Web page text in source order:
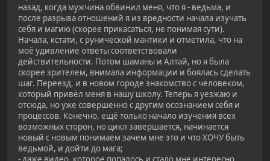
назад, когда мужчина обвинил меня, что я - ведьма, и
после разрыва отношений я из вредности начала изучать
себя и магию (скорее прикасаться, не понимая сути).
Начала, кстати, с рунической мантики и отметила, что на
моё удивление ответы соответствовали
действительности. Потом шаманы и Алтай, но я была
скорее зрителем, внимала информации и боялась сделать
шаг. Переезд, и в новом городе знакомство с человеком,
который привёл меня в нашу школу. Теперь я уезжаю и
отсюда, но уже совершенно с другим осознанием себя и
процессов. Конечно, ещё только начало изучения всех
возможных сторон, но цикл завершается, начинается
новый с новым понимаем зачем мне это и что ХОЧУ быть
ведьмой, и дойти до мага;